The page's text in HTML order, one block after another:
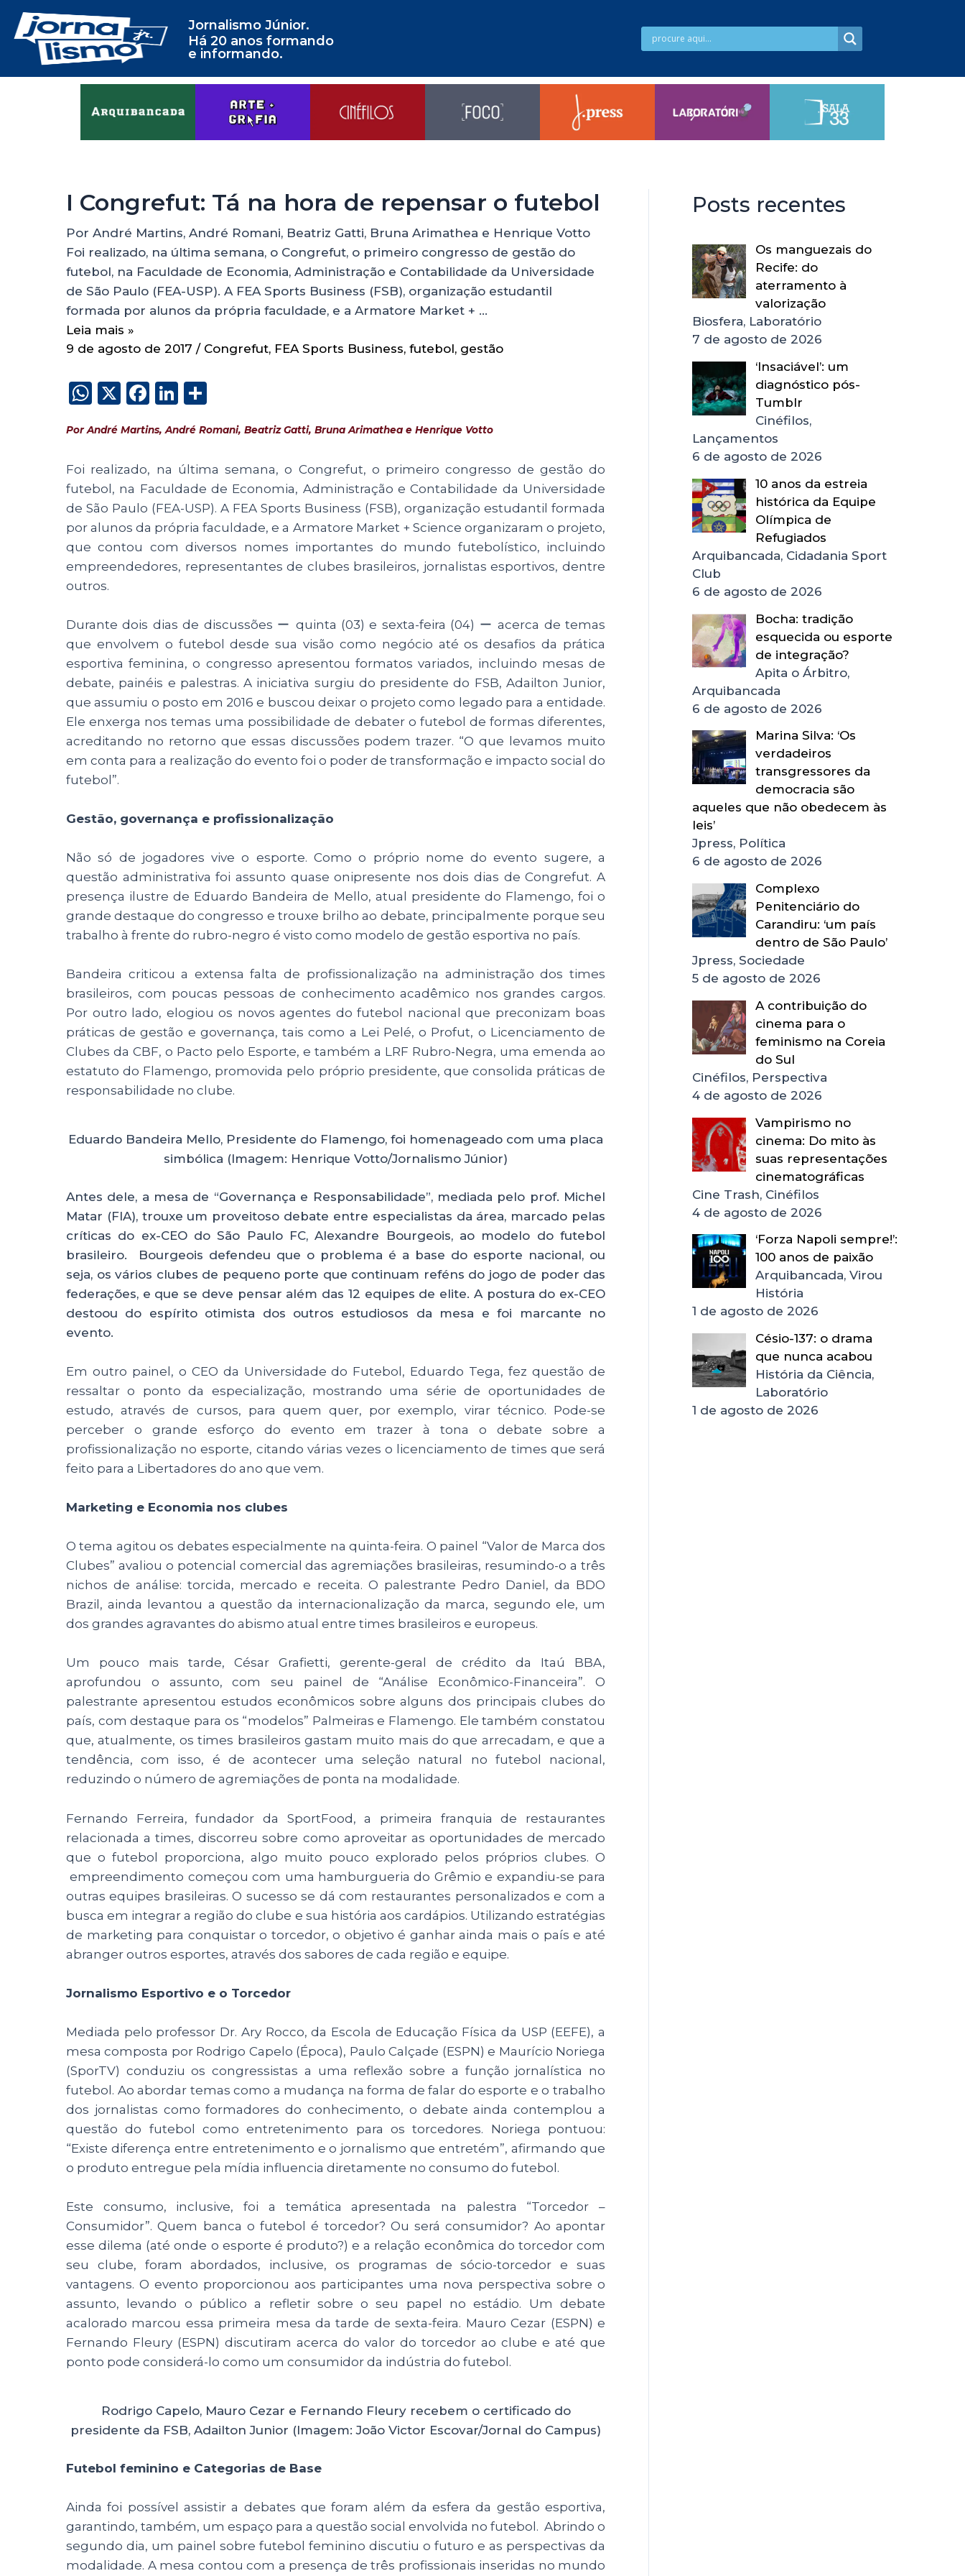
Jornalismo Júnior.
Há 20 anos formando
e informando.
I Congrefut: Tá na hora de repensar o futebol
Por André Martins, André Romani, Beatriz Gatti, Bruna Arimathea e Henrique Votto
Foi realizado, na última semana, o Congrefut, o primeiro congresso de gestão do
futebol, na Faculdade de Economia, Administração e Contabilidade da Universidade
de São Paulo (FEA-USP). A FEA Sports Business (FSB), organização estudantil
formada por alunos da própria faculdade, e a Armatore Market + …
Leia mais »
9 de agosto de 2017 / Congrefut, FEA Sports Business, futebol, gestão
W
a
ts
A
p
p
X
F
c
e
b
o
o
k
Li
k
e
dI
n
a
re
Por André Martins, André Romani, Beatriz Gatti, Bruna Arimathea e Henrique Votto
Foi realizado, na última semana, o Congrefut, o primeiro congresso de gestão do
futebol, na Faculdade de Economia, Administração e Contabilidade da Universidade
de São Paulo (FEA-USP). A FEA Sports Business (FSB), organização estudantil formada
por alunos da própria faculdade, e a Armatore Market + Science organizaram o projeto,
que contou com diversos nomes importantes do mundo futebolístico, incluindo
empreendedores, representantes de clubes brasileiros, jornalistas esportivos, dentre
outros.
Durante dois dias de discussões ー quinta (03) e sexta-feira (04) ー acerca de temas
que envolvem o futebol desde sua visão como negócio até os desafios da prática
esportiva feminina, o congresso apresentou formatos variados, incluindo mesas de
debate, painéis e palestras. A iniciativa surgiu do presidente do FSB, Adailton Junior,
que assumiu o posto em 2016 e buscou deixar o projeto como legado para a entidade.
Ele enxerga nos temas uma possibilidade de debater o futebol de formas diferentes,
acreditando no retorno que essas discussões podem trazer. “O que levamos muito
em conta para a realização do evento foi o poder de transformação e impacto social do
futebol”.
Gestão, governança e profissionalização
Não só de jogadores vive o esporte. Como o próprio nome do evento sugere, a
questão administrativa foi assunto quase onipresente nos dois dias de Congrefut. A
presença ilustre de Eduardo Bandeira de Mello, atual presidente do Flamengo, foi o
grande destaque do congresso e trouxe brilho ao debate, principalmente porque seu
trabalho à frente do rubro-negro é visto como modelo de gestão esportiva no país.
Bandeira criticou a extensa falta de profissionalização na administração dos times
brasileiros, com poucas pessoas de conhecimento acadêmico nos grandes cargos.
Por outro lado, elogiou os novos agentes do futebol nacional que preconizam boas
práticas de gestão e governança, tais como a Lei Pelé, o Profut, o Licenciamento de
Clubes da CBF, o Pacto pelo Esporte, e também a LRF Rubro-Negra, uma emenda ao
estatuto do Flamengo, promovida pelo próprio presidente, que consolida práticas de
responsabilidade no clube.
Eduardo Bandeira Mello, Presidente do Flamengo, foi homenageado com uma placa
simbólica (Imagem: Henrique Votto/Jornalismo Júnior)
Antes dele, a mesa de “Governança e Responsabilidade”, mediada pelo prof. Michel
Matar (FIA), trouxe um proveitoso debate entre especialistas da área, marcado pelas
críticas do ex-CEO do São Paulo FC, Alexandre Bourgeois, ao modelo do futebol
brasileiro. Bourgeois defendeu que o problema é a base do esporte nacional, ou
seja, os vários clubes de pequeno porte que continuam reféns do jogo de poder das
federações, e que se deve pensar além das 12 equipes de elite. A postura do ex-CEO
destoou do espírito otimista dos outros estudiosos da mesa e foi marcante no
evento.
Em outro painel, o CEO da Universidade do Futebol, Eduardo Tega, fez questão de
ressaltar o ponto da especialização, mostrando uma série de oportunidades de
estudo, através de cursos, para quem quer, por exemplo, virar técnico. Pode-se
perceber o grande esforço do evento em trazer à tona o debate sobre a
profissionalização no esporte, citando várias vezes o licenciamento de times que será
feito para a Libertadores do ano que vem.
Marketing e Economia nos clubes
O tema agitou os debates especialmente na quinta-feira. O painel “Valor de Marca dos
Clubes” avaliou o potencial comercial das agremiações brasileiras, resumindo-o a três
nichos de análise: torcida, mercado e receita. O palestrante Pedro Daniel, da BDO
Brazil, ainda levantou a questão da internacionalização da marca, segundo ele, um
dos grandes agravantes do abismo atual entre times brasileiros e europeus.
Um pouco mais tarde, César Grafietti, gerente-geral de crédito da Itaú BBA,
aprofundou o assunto, com seu painel de “Análise Econômico-Financeira”. O
palestrante apresentou estudos econômicos sobre alguns dos principais clubes do
país, com destaque para os “modelos” Palmeiras e Flamengo. Ele também constatou
que, atualmente, os times brasileiros gastam muito mais do que arrecadam, e que a
tendência, com isso, é de acontecer uma seleção natural no futebol nacional,
reduzindo o número de agremiações de ponta na modalidade.
Fernando Ferreira, fundador da SportFood, a primeira franquia de restaurantes
relacionada a times, discorreu sobre como aproveitar as oportunidades de mercado
que o futebol proporciona, algo muito pouco explorado pelos próprios clubes. O
empreendimento começou com uma hamburgueria do Grêmio e expandiu-se para
outras equipes brasileiras. O sucesso se dá com restaurantes personalizados e com a
busca em integrar a região do clube e sua história aos cardápios. Utilizando estratégias
de marketing para conquistar o torcedor, o objetivo é ganhar ainda mais o país e até
abranger outros esportes, através dos sabores de cada região e equipe.
Jornalismo Esportivo e o Torcedor
Mediada pelo professor Dr. Ary Rocco, da Escola de Educação Física da USP (EEFE), a
mesa composta por Rodrigo Capelo (Época), Paulo Calçade (ESPN) e Maurício Noriega
(SporTV) conduziu os congressistas a uma reflexão sobre a função jornalística no
futebol. Ao abordar temas como a mudança na forma de falar do esporte e o trabalho
dos jornalistas como formadores do conhecimento, o debate ainda contemplou a
questão do futebol como entretenimento para os torcedores. Noriega pontuou:
“Existe diferença entre entretenimento e o jornalismo que entretém”, afirmando que
o produto entregue pela mídia influencia diretamente no consumo do futebol.
Este consumo, inclusive, foi a temática apresentada na palestra “Torcedor –
Consumidor”. Quem banca o futebol é torcedor? Ou será consumidor? Ao apontar
esse dilema (até onde o esporte é produto?) e a relação econômica do torcedor com
seu clube, foram abordados, inclusive, os programas de sócio-torcedor e suas
vantagens. O evento proporcionou aos participantes uma nova perspectiva sobre o
assunto, levando o público a refletir sobre o seu papel no estádio. Um debate
acalorado marcou essa primeira mesa da tarde de sexta-feira. Mauro Cezar (ESPN) e
Fernando Fleury (ESPN) discutiram acerca do valor do torcedor ao clube e até que
ponto pode considerá-lo como um consumidor da indústria do futebol.
Rodrigo Capelo, Mauro Cezar e Fernando Fleury recebem o certificado do
presidente da FSB, Adailton Junior (Imagem: João Victor Escovar/Jornal do Campus)
Futebol feminino e Categorias de Base
Ainda foi possível assistir a debates que foram além da esfera da gestão esportiva,
garantindo, também, um espaço para a questão social envolvida no futebol. Abrindo o
segundo dia, um painel sobre futebol feminino discutiu o futuro e as perspectivas da
modalidade. A mesa contou com a presença de três profissionais inseridas no mundo
Posts recentes
Os manguezais do
Recife: do
aterramento à
valorização
Biosfera, Laboratório
7 de agosto de 2026
‘Insaciável’: um
diagnóstico pós-
Tumblr
Cinéfilos,
Lançamentos
6 de agosto de 2026
10 anos da estreia
histórica da Equipe
Olímpica de
Refugiados
Arquibancada, Cidadania Sport
Club
6 de agosto de 2026
Bocha: tradição
esquecida ou esporte
de integração?
Apita o Árbitro,
Arquibancada
6 de agosto de 2026
Marina Silva: ‘Os
verdadeiros
transgressores da
democracia são
aqueles que não obedecem às
leis’
Jpress, Política
6 de agosto de 2026
Complexo
Penitenciário do
Carandiru: ‘um país
dentro de São Paulo’
Jpress, Sociedade
5 de agosto de 2026
A contribuição do
cinema para o
feminismo na Coreia
do Sul
Cinéfilos, Perspectiva
4 de agosto de 2026
Vampirismo no
cinema: Do mito às
suas representações
cinematográficas
Cine Trash, Cinéfilos
4 de agosto de 2026
‘Forza Napoli sempre!’:
100 anos de paixão
Arquibancada, Virou
História
1 de agosto de 2026
Césio-137: o drama
que nunca acabou
História da Ciência,
Laboratório
1 de agosto de 2026